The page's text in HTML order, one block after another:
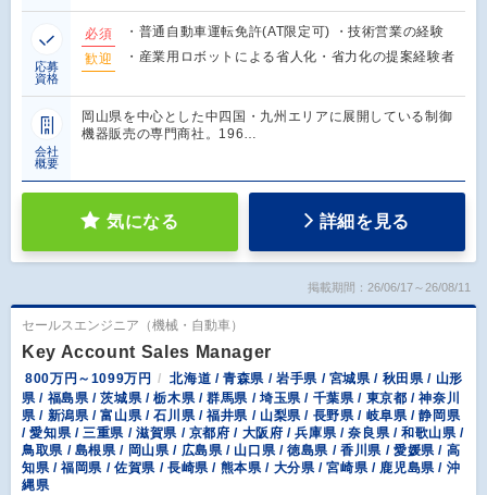
応募
資格
必須
・普通自動車運転免許(AT限定可) ・技術営業の経験
歓迎
・産業用ロボットによる省人化・省力化の提案経験者
会社
概要
岡山県を中心とした中四国・九州エリアに展開している制御
機器販売の専門商社。196…
気になる 詳細を見る
掲載期間：26/06/17～26/08/11
セールスエンジニア（機械・自動車）
Key Account Sales Manager
800万円～1099万円
北海道 / 青森県 / 岩手県 / 宮城県 / 秋田県 / 山形
県 / 福島県 / 茨城県 / 栃木県 / 群馬県 / 埼玉県 / 千葉県 / 東京都 / 神奈川
県 / 新潟県 / 富山県 / 石川県 / 福井県 / 山梨県 / 長野県 / 岐阜県 / 静岡県
/ 愛知県 / 三重県 / 滋賀県 / 京都府 / 大阪府 / 兵庫県 / 奈良県 / 和歌山県 /
鳥取県 / 島根県 / 岡山県 / 広島県 / 山口県 / 徳島県 / 香川県 / 愛媛県 / 高
知県 / 福岡県 / 佐賀県 / 長崎県 / 熊本県 / 大分県 / 宮崎県 / 鹿児島県 / 沖
縄県